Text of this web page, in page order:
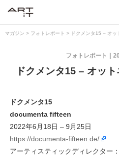
マガジン > フォトレポート > ドクメンタ15 – オ
フォトレポート
ドクメンタ15 – オッ
ドクメンタ15
documenta fifteen
2022年6月18日 – 9月25日
https://documenta-fifteen.de/
アーティスティックディレクター